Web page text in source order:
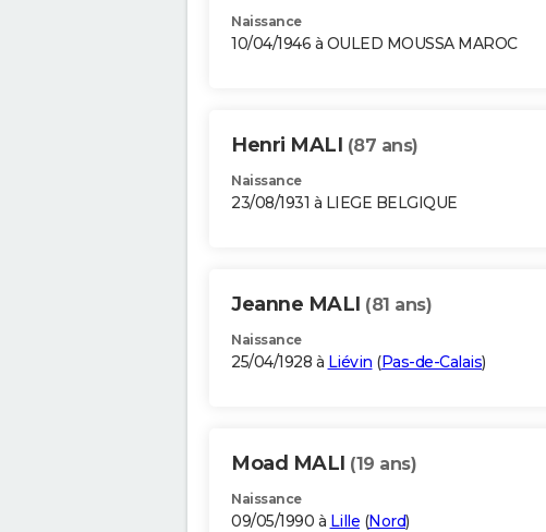
Naissance
10/04/1946 à OULED MOUSSA MAROC
Henri MALI (87 ans)
Naissance
23/08/1931 à LIEGE BELGIQUE
Jeanne MALI (81 ans)
Naissance
25/04/1928 à Liévin (Pas-de-Calais)
Moad MALI (19 ans)
Naissance
09/05/1990 à Lille (Nord)